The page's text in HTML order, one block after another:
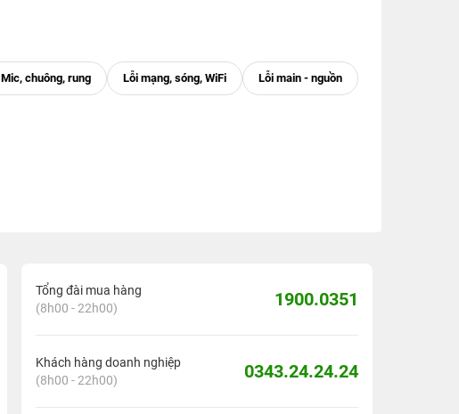
Tổng đài mua hàng
(8h00 - 22h00)
1900.0351
Khách hàng doanh nghiệp
(8h00 - 22h00)
0343.24.24.24